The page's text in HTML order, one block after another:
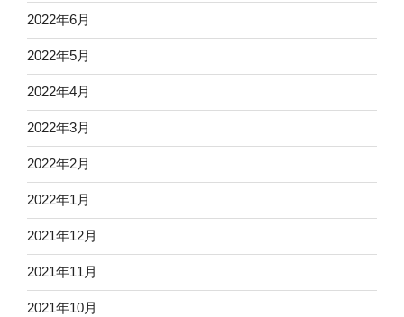
2022年6月
2022年5月
2022年4月
2022年3月
2022年2月
2022年1月
2021年12月
2021年11月
2021年10月